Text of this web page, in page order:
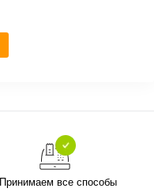
Принимаем все способы